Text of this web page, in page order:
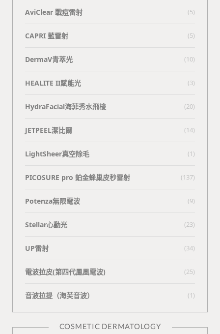
AviClear 戰痘雷射 (5)
CAPRI 藍雷射 (5)
DermaV青萃光 (10)
HEALITE II賦能光 (3)
HydraFacial海菲秀水飛梭 (20)
JETPEEL潔比爾 (14)
LightSheer真空除毛 (1)
PICOSURE pro 鉑金蜂巢皮秒雷射 (137)
Potenza無限電波 (9)
Stellar心動光 (23)
UP雷射 (34)
電波拉皮(第四代鳳凰電波) (25)
⾳波拉提（海芙⾳波） (1)
COSMETIC DERMATOLOGY